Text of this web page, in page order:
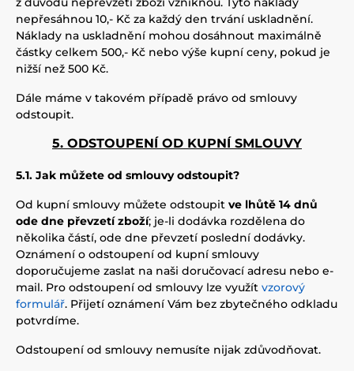
nepřesáhnou 10,- Kč za každý den trvání uskladnění.
Náklady na uskladnění mohou dosáhnout maximálně
částky celkem 500,- Kč nebo výše kupní ceny, pokud je
nižší než 500 Kč.
Dále máme v takovém případě právo od smlouvy
odstoupit.
5. ODSTOUPENÍ OD KUPNÍ SMLOUVY
5.1. Jak můžete od smlouvy odstoupit?
Od kupní smlouvy můžete odstoupit ve lhůtě 14 dnů
ode dne převzetí zboží; je-li dodávka rozdělena do
několika částí, ode dne převzetí poslední dodávky.
Oznámení o odstoupení od kupní smlouvy
doporučujeme zaslat na naši doručovací adresu nebo e-
mail. Pro odstoupení od smlouvy lze využít vzorový
formulář. Přijetí oznámení Vám bez zbytečného odkladu
potvrdíme.
Odstoupení od smlouvy nemusíte nijak zdůvodňovat.